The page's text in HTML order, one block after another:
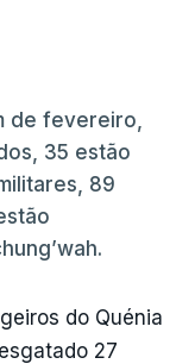
de fevereiro,
35 estão
89
do Quénia
27